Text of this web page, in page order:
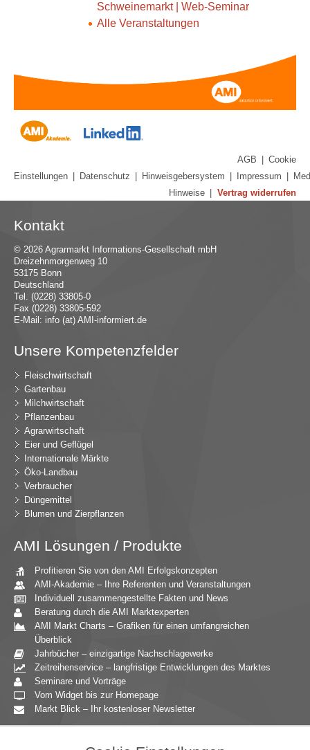
Schweinemarkt | Web-Seminar
Alle Veranstaltungen
AGB
Cookie
Einstellungen
Datenschutz Hinweisgebersystem Impressum
Hinweise
Vertrag widerrufen
Kontakt
© 2026 Agrarmarkt Informations-Gesellschaft mbH
Dreizehnmorgenweg 10
53175 Bonn
Deutschland
Tel. (0228) 33805-0
Fax (0228) 33805-592
E-Mail: info (at) AMI-informiert.de
Unsere Kompetenzfelder
Fleischwirtschaft
Gartenbau
Milchwirtschaft
Pflanzenbau
Agrarwirtschaft
Eier und Geflügel
Internationale Märkte
Öko-Landbau
Verbraucher
Düngemittel
Blumen und Zierpflanzen
AMI Lösungen / Produkte
Profitieren Sie von den AMI Erfolgskonzepten
AMI-Akademie – Ihre Referenten und Veranstaltungen
Individuell zusammengestellte Fakten und News
Beratung durch die AMI Marktexperten
AMI Markt Charts – Grafiken für einen umfangreichen
Überblick
Jahrbücher – einzigartige Nachschlagewerke
Zeitreihenservice – langfristige Entwicklungen des Marktes
Seminare und Vorträge
Vom Widget bis zur Homepage
Markt Blick – Ihr kostenloser Newsletter